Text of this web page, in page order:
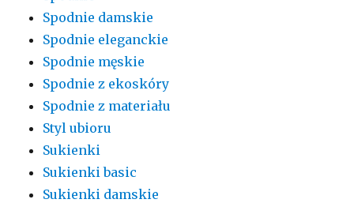
Spodnie damskie
Spodnie eleganckie
Spodnie męskie
Spodnie z ekoskóry
Spodnie z materiału
Styl ubioru
Sukienki
Sukienki basic
Sukienki damskie